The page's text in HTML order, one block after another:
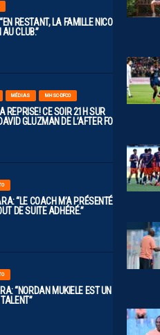
RESTANT, LA FAMILLE NICOLLIN A
CLUB.”
MÉDIAS MHSC-DFCO
REPRISE! CE SOIR 21H SUR
GLUZMAN DE L’AFTER FOOT.
“LE COACH M’A PRÉSENTÉ LE
DE SUITE ADHÉRÉ.”
“NORDAN MUKIELE EST UN